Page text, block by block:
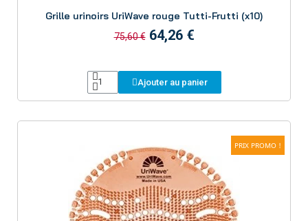
Grille urinoirs UriWave rouge Tutti-Frutti (x10)
75,60 € 64,26 €
Ajouter au panier
PRIX PROMO !